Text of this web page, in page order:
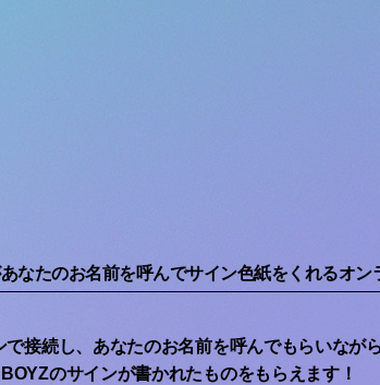
なたのお名前を呼んでサイン色紙をくれるオン
接続し、あなたのお名前を呼んでもらいなが
のサインが書かれたものをもらえます！